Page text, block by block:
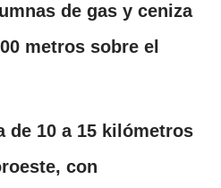
de gas y ceniza
metros sobre el
de 10 a 15 kilómetros
con